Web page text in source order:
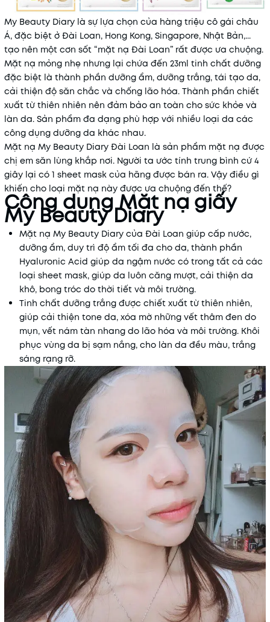
My Beauty Diary là sự lựa chọn của hàng triệu cô gái châu
Á, đặc biệt ở Đài Loan, Hong Kong, Singapore, Nhật Bản,...
tạo nên một cơn sốt “mặt nạ Đài Loan” rất được ưa chuộng.
Mặt nạ mỏng nhẹ nhưng lại chứa đến 23ml tinh chất dưỡng
đặc biệt là thành phần dưỡng ẩm, dưỡng trắng, tái tạo da,
cải thiện độ săn chắc và chống lão hóa. Thành phần chiết
xuất từ thiên nhiên nên đảm bảo an toàn cho sức khỏe và
làn da. Sản phẩm đa dạng phù hợp với nhiều loại da các
công dụng dưỡng da khác nhau.
Mặt nạ My Beauty Diary Đài Loan là sản phẩm mặt nạ được
chị em săn lùng khắp nơi. Người ta ước tính trung bình cứ 4
giây lại có 1 sheet mask của hãng được bán ra. Vậy điều gì
khiến cho loại mặt nạ này được ưa chuộng đến thế?
Công dụng Mặt nạ giấy
My Beauty Diary
Mặt nạ My Beauty Diary của Đài Loan giúp cấp nước,
dưỡng ẩm, duy trì độ ẩm tối đa cho da, thành phần
Hyaluronic Acid giúp da ngậm nước có trong tất cả các
loại sheet mask, giúp da luôn căng mượt, cải thiện da
khô, bong tróc do thời tiết và môi trường.
Tinh chất dưỡng trắng được chiết xuất từ thiên nhiên,
giúp cải thiện tone da, xóa mờ những vết thâm đen do
mụn, vết nám tàn nhang do lão hóa và môi trường. Khôi
phục vùng da bị sạm nắng, cho làn da đều màu, trắng
sáng rạng rỡ.